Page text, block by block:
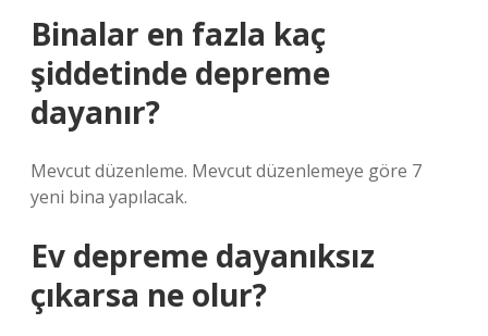
Binalar en fazla kaç
şiddetinde depreme
dayanır?
Mevcut düzenleme. Mevcut düzenlemeye göre 7
yeni bina yapılacak.
Ev depreme dayanıksız
çıkarsa ne olur?